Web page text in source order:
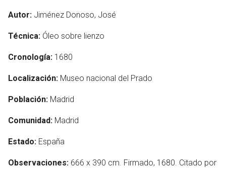
Autor: Jiménez Donoso, José
Técnica: Óleo sobre lienzo
Cronología: 1680
Localización: Museo nacional del Prado
Población: Madrid
Comunidad: Madrid
Estado: España
Observaciones: 666 x 390 cm. Firmado, 1680. Citado por